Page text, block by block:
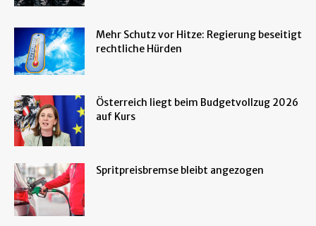
Mehr Schutz vor Hitze: Regierung beseitigt
rechtliche Hürden
Österreich liegt beim Budgetvollzug 2026
auf Kurs
Spritpreisbremse bleibt angezogen